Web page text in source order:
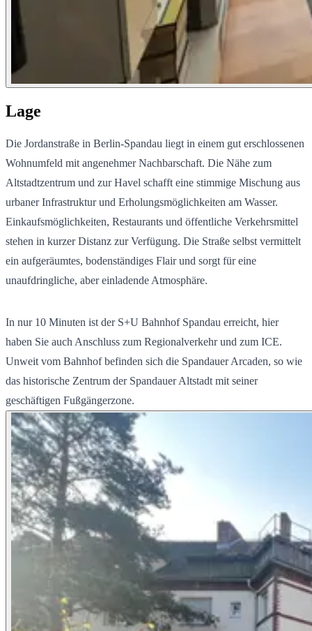
Lage
Die Jordanstraße in Berlin-Spandau liegt in einem gut erschlossenen
Wohnumfeld mit angenehmer Nachbarschaft. Die Nähe zum
Altstadtzentrum und zur Havel schafft eine stimmige Mischung aus
urbaner Infrastruktur und Erholungsmöglichkeiten am Wasser.
Einkaufsmöglichkeiten, Restaurants und öffentliche Verkehrsmittel
stehen in kurzer Distanz zur Verfügung. Die Straße selbst vermittelt
ein aufgeräumtes, bodenständiges Flair und sorgt für eine
unaufdringliche, aber einladende Atmosphäre.
In nur 10 Minuten ist der S+U Bahnhof Spandau erreicht, hier
haben Sie auch Anschluss zum Regionalverkehr und zum ICE.
Unweit vom Bahnhof befinden sich die Spandauer Arcaden, so wie
das historische Zentrum der Spandauer Altstadt mit seiner
geschäftigen Fußgängerzone.